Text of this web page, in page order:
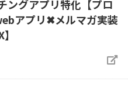
ングアプリ特化【プロ
アプリ✖メルマガ実装